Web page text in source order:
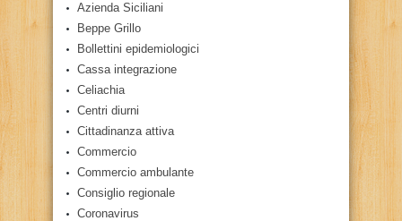
Azienda Siciliani
Beppe Grillo
Bollettini epidemiologici
Cassa integrazione
Celiachia
Centri diurni
Cittadinanza attiva
Commercio
Commercio ambulante
Consiglio regionale
Coronavirus